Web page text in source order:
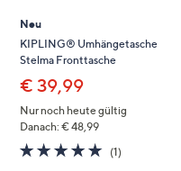
Neu
KIPLING® Umhängetasche
Stelma Fronttasche
€ 39,99
Nur noch heute gültig
Danach: € 48,99
5.0
von
(1)1